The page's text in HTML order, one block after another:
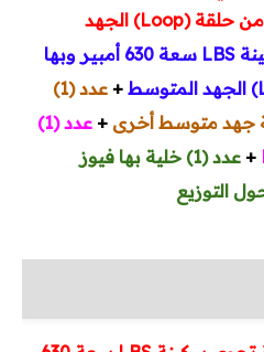
أمبير وبها كابل دخول قادم من حلقة (Loop) الجهد
خلية تحوي سكينة LBS سعة 630 أمبير وبها
+
عدد (1)
جهد متوسط أخرى +
عدد (1)
+
عدد (1) خلية بها فيوز
التوزيع